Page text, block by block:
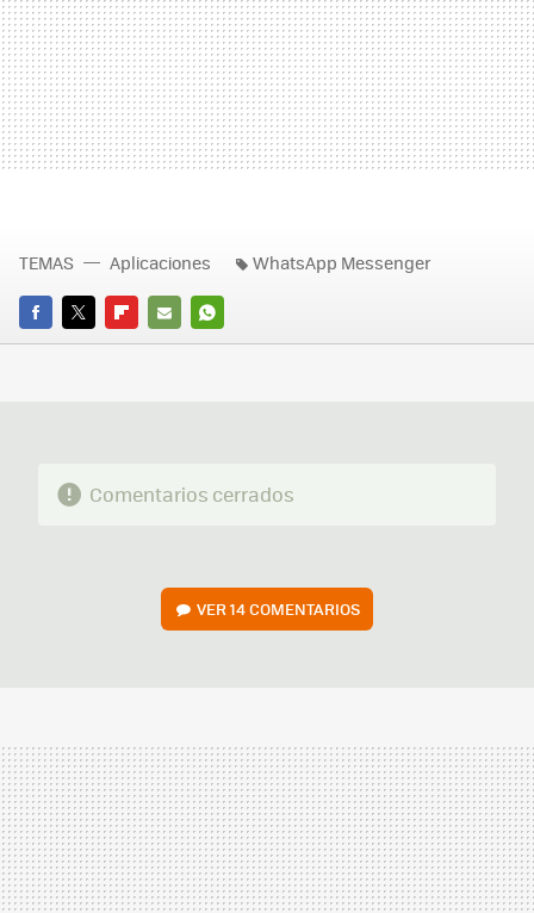
FACEBOOK
TWITTERFLIPBOARD
E-
WHATSAPP
TEMAS Aplicaciones WhatsApp Messenger
Comentarios cerrados
VER14 COMENTARIOS